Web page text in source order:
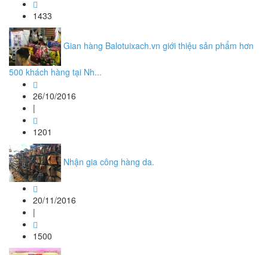
1433
Gian hàng Balotuixach.vn giới thiệu sản phẩm hơn
500 khách hàng tại Nh...
26/10/2016
|
1201
Nhận gia công hàng da.
20/11/2016
|
1500